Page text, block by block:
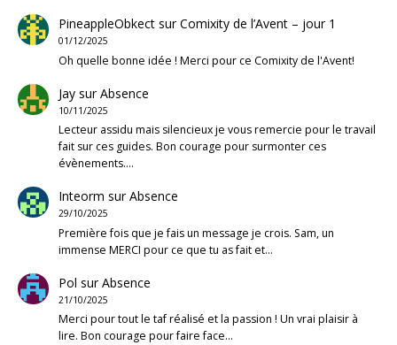
PineappleObkectsurComixity de l’Avent – jour 1
01/12/2025
Oh quelle bonne idée ! Merci pour ce Comixity de l'Avent!
JaysurAbsence
10/11/2025
Lecteur assidu mais silencieux je vous remercie pour le travail
fait sur ces guides. Bon courage pour surmonter ces
évènements.…
Inteorm surAbsence
29/10/2025
Première fois que je fais un message je crois. Sam, un
immense MERCI pour ce que tu as fait et…
Pol surAbsence
21/10/2025
Merci pour tout le taf réalisé et la passion ! Un vrai plaisir à
lire. Bon courage pour faire face…